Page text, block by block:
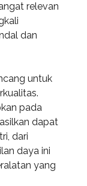
relevan
dan
untuk
pada
dapat
dari
daya ini
yang